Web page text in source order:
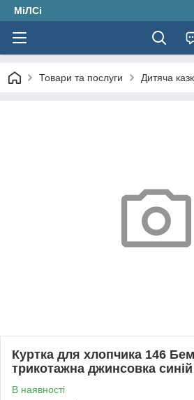
МіЛСі
Товари та послуги Дитяча
Куртка для хлопчика 146
трикотажна джинсовка синій
В наявності